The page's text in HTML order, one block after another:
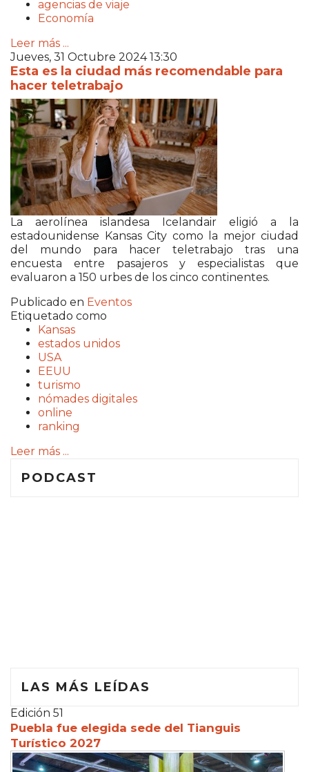
agencias de viaje
Economía
Leer más ...
Jueves, 31 Octubre 2024 13:30
Esta es la ciudad más recomendable para
hacer teletrabajo
La aerolínea islandesa Icelandair eligió a la
estadounidense Kansas City como la mejor ciudad
del mundo para hacer teletrabajo tras una
encuesta entre pasajeros y especialistas que
evaluaron a 150 urbes de los cinco continentes.
Publicado en Eventos
Etiquetado como
Kansas
estados unidos
USA
EEUU
turismo
nómades digitales
online
ranking
Leer más ...
PODCAST
LAS MÁS LEÍDAS
Edición 51
Puebla fue elegida sede del Tianguis
Turístico 2027